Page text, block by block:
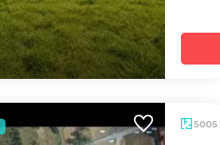
5005